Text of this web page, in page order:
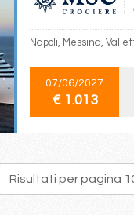
Napoli, Messina,
07/06/2027
€ 1.013
254 255 256